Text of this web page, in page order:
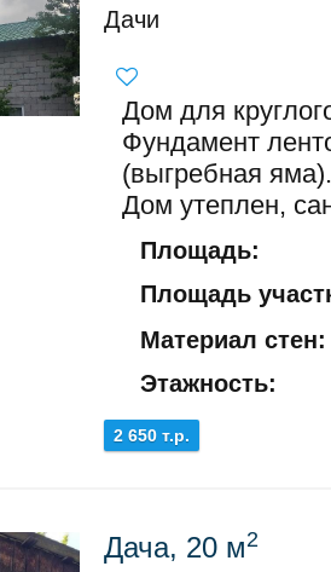
Дачи
Дом для
Фундамент
(выгребная
Дом утеплен,
Площадь:
Площадь
Материал стен:
Этажность:
2 650 т.р.
Дача, 20 м2